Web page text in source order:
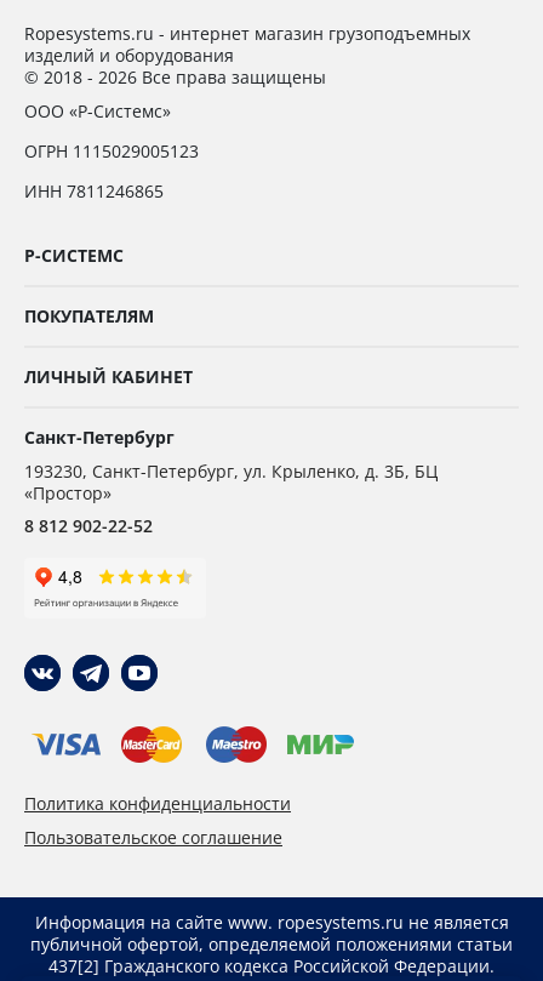
Ropesystems.ru - интернет магазин грузоподъемных
изделий и оборудования
© 2018 - 2026 Все права защищены
ООО «Р-Системс»
ОГРН 1115029005123
ИНН 7811246865
Р-СИСТЕМС
ПОКУПАТЕЛЯМ
ЛИЧНЫЙ КАБИНЕТ
Санкт-Петербург
193230, Санкт-Петербург, ул. Крыленко, д. 3Б, БЦ
«Простор»
8 812 902-22-52
Политика конфиденциальности
Пользовательское соглашение
Информация на сайте www. ropesystems.ru не является
публичной офертой, определяемой положениями статьи
437[2] Гражданского кодекса Российской Федерации.